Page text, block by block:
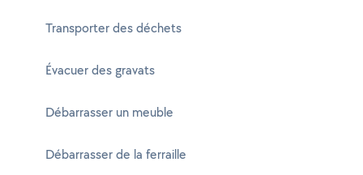
Transporter des déchets
Évacuer des gravats
Débarrasser un meuble
Débarrasser de la ferraille